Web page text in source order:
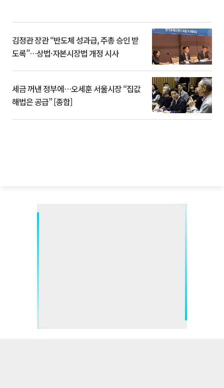
김정관 장관 “반도체 성과급, 주총 승인 받
도록”…상법·자본시장법 개정 시사
세금 꺼낸 정부에…오세훈 서울시장 “집값
해법은 공급” [종합]